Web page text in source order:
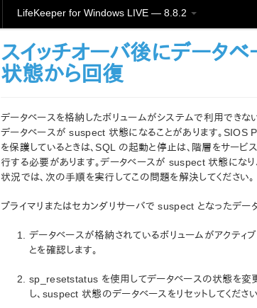
LifeKeeper for Windows LIVE — 8.8.2
スイッチオーバ後にデータベ
状態から回復
データベースを格納したボリュームがシステムで利用でき
データベースが suspect 状態になることがあります。
を保護しているときは、SQL の起動と停止は、階層をサー
行する必要があります。データベースが suspect 状態にな
状況では、次の手順を実行してこの問題を解決してください。
プライマリまたはセカンダリサーバで suspect となったデー
データベースが格納されているボリュームがアクティ
とを確認します。
sp_resetstatus を使用してデータベースの状態を変更
し、suspect 状態のデータベースをリセットしてください